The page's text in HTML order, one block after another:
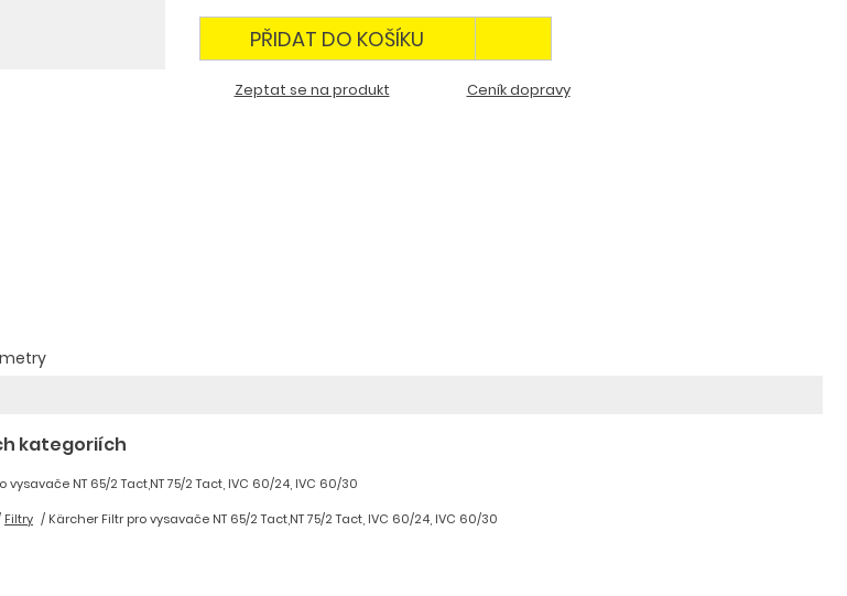
PŘIDAT DO KOŠÍKU
Zeptat se na produkt Ceník dopravy
kategoriích
vysavače NT 65/2 Tact,NT 75/2 Tact, IVC 60/24, IVC 60/30
Filtry Kärcher Filtr pro vysavače NT 65/2 Tact,NT 75/2 Tact, IVC 60/24, IVC 60/30